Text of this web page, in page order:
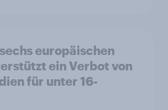
europäischen
ein Verbot von
für unter 16-